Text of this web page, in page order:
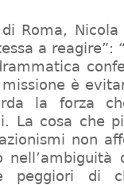
Roma,
a reagire”:
è
la forza
La cosa che
non
nell’ambiguità
peggiori di